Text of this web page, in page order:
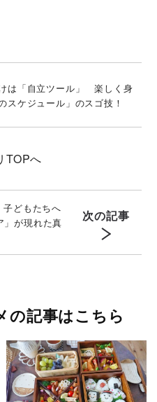
は「自立ツール」 楽しく身
スケジュール」のスゴ技！
TOPへ
どもたちへ
」が現れた真
次の記事
の記事はこちら